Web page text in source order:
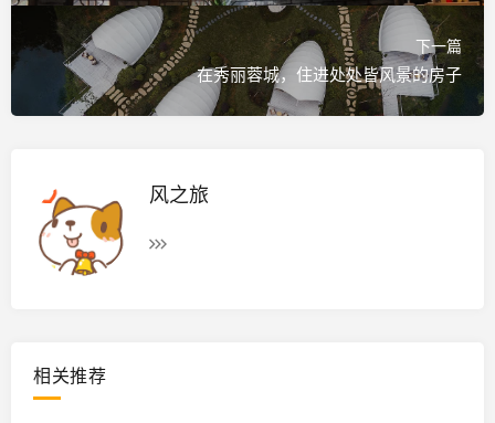
下一篇
在秀丽蓉城，住进处处皆风景的房子
风之旅
相关推荐